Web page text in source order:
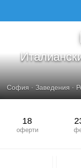
София · Заведения ·
18
оферти